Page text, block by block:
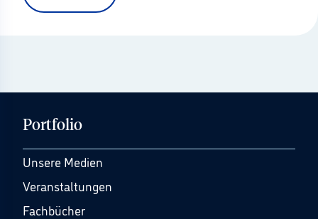
Portfolio
Unsere Medien
Veranstaltungen
Fachbücher